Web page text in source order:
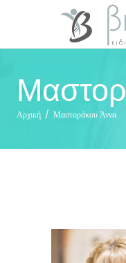
Αρχική / Μαστοράκου Άννα